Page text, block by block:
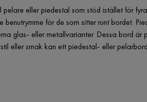
eller piedestal som stöd istället för
för de som sitter runt bordet.
glas- eller metallvarianter. Dessa bord
eller smak kan ett piedestal- eller